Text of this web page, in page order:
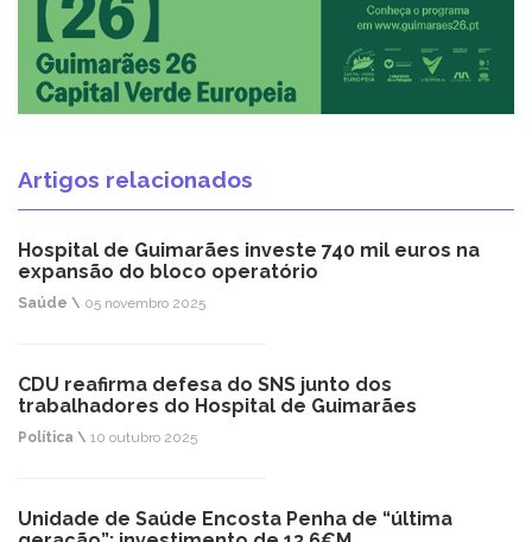
Artigos relacionados
Hospital de Guimarães investe 740 mil euros na
expansão do bloco operatório
Saúde \ 05 novembro 2025
CDU reafirma defesa do SNS junto dos
trabalhadores do Hospital de Guimarães
Política \ 10 outubro 2025
Unidade de Saúde Encosta Penha de “última